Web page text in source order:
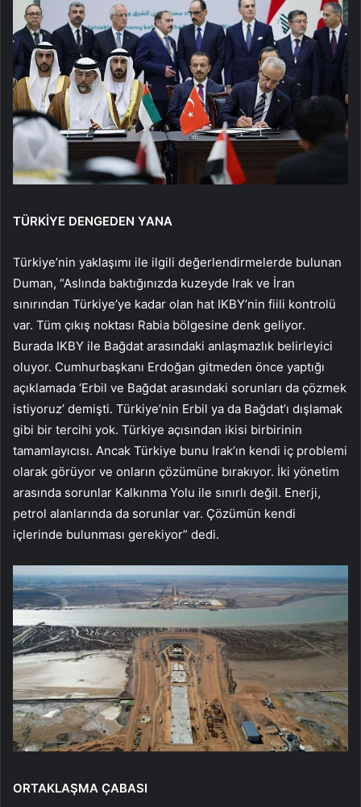
TÜRKİYE DENGEDEN YANA
Türkiye’nin yaklaşımı ile ilgili değerlendirmelerde bulunan
Duman, “Aslında baktığınızda kuzeyde Irak ve İran
sınırından Türkiye’ye kadar olan hat IKBY’nin fiili kontrolü
var. Tüm çıkış noktası Rabia bölgesine denk geliyor.
Burada IKBY ile Bağdat arasındaki anlaşmazlık belirleyici
oluyor. Cumhurbaşkanı Erdoğan gitmeden önce yaptığı
açıklamada ‘Erbil ve Bağdat arasındaki sorunları da çözmek
istiyoruz’ demişti. Türkiye’nin Erbil ya da Bağdat’ı dışlamak
gibi bir tercihi yok. Türkiye açısından ikisi birbirinin
tamamlayıcısı. Ancak Türkiye bunu Irak’ın kendi iç problemi
olarak görüyor ve onların çözümüne bırakıyor. İki yönetim
arasında sorunlar Kalkınma Yolu ile sınırlı değil. Enerji,
petrol alanlarında da sorunlar var. Çözümün kendi
içlerinde bulunması gerekiyor” dedi.
ORTAKLAŞMA ÇABASI